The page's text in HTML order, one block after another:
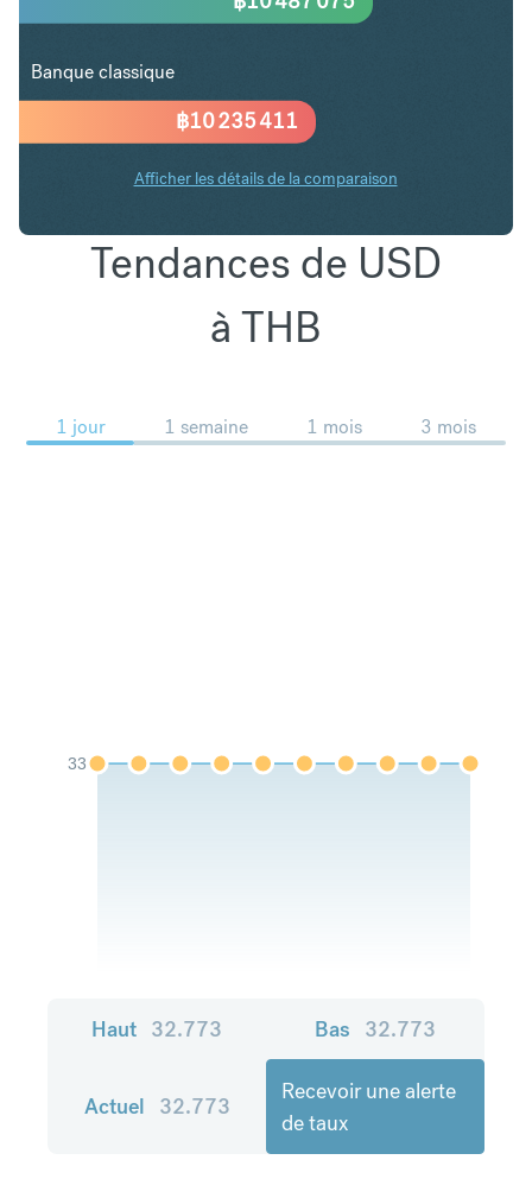
฿10 235 411
Banque classique
Afficher les détails de la comparaison
Tendances de USD
à THB
1 jour 1 semaine 1 mois 3 mois
33
Haut 32.773 Bas 32.773
Actuel 32.773
Recevoir une alerte
de taux